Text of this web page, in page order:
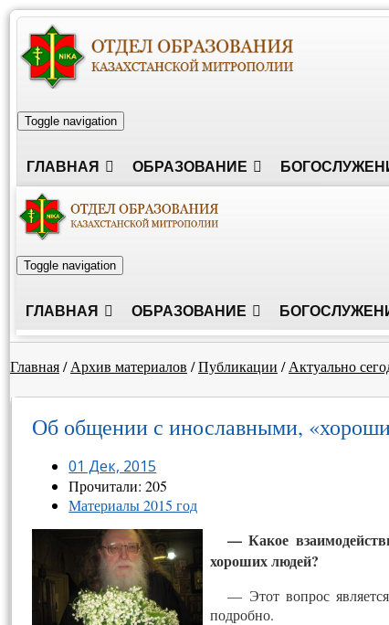
Toggle navigation
ГЛАВНАЯ ОБРАЗОВАНИЕ
Toggle navigation
ГЛАВНАЯ ОБРАЗОВАНИЕ
Главная/ Архив материалов /Публикации / Актуально
Об общении с инославными,
01 Дек, 2015
Прочитали: 205
Материалы 2015 год
— Какое
хороших людей?
— Этот вопрос
подробно.